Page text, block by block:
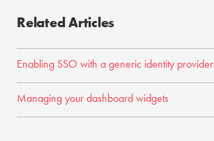
Related Articles
Enabling SSO with a generic identity provider
Managing your dashboard widgets